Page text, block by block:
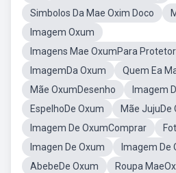
Simbolos Da Mae Oxim Doco
Imagem Oxum
Imagens Mae OxumPara
ImagemDa Oxum
Quem Ea
Mãe OxumDesenho
Imagem
EspelhoDe Oxum
Mãe JujuDe
Imagem De OxumComprar
Imagen De Oxum
Imagem De
AbebeDe Oxum
Roupa